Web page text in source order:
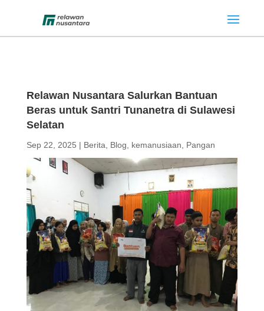
Relawan Nusantara Salurkan Bantuan
Beras untuk Santri Tunanetra di Sulawesi
Selatan
Sep 22, 2025 | Berita Blog kemanusiaan Pangan